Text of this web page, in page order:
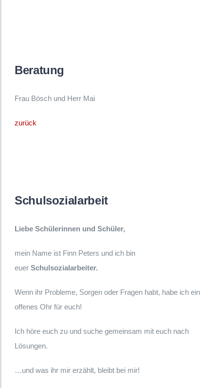
Beratung
Frau Bösch und Herr Mai
zurück
Schulsozialarbeit
Liebe Schülerinnen und Schüler,
mein Name ist Finn Peters und ich bin
euer Schulsozialarbeiter.
Wenn ihr Probleme, Sorgen oder Fragen habt, habe ich ein
offenes Ohr für euch!
Ich höre euch zu und suche gemeinsam mit euch nach
Lösungen.
…und was ihr mir erzählt, bleibt bei mir!